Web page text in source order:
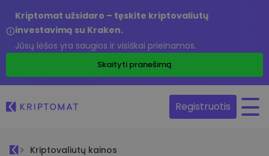
Kriptomat užsidaro – tęskite kriptovaliutų
investavimą su Kraken.
Jūsų lėšos yra saugios ir visiškai prieinamos.
Skaityti pranešimą
Registruotis
Kriptovaliutų kainos